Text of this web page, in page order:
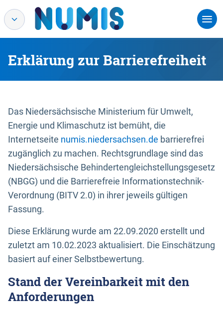
Erklärung zur Barrierefreiheit
Das Niedersächsische Ministerium für Umwelt,
Energie und Klimaschutz ist bemüht, die
Internetseite numis.niedersachsen.de barrierefrei
zugänglich zu machen. Rechtsgrundlage sind das
Niedersächsische Behindertengleichstellungsgesetz
(NBGG) und die Barrierefreie Informationstechnik-
Verordnung (BITV 2.0) in ihrer jeweils gültigen
Fassung.
Diese Erklärung wurde am 22.09.2020 erstellt und
zuletzt am 10.02.2023 aktualisiert. Die Einschätzung
basiert auf einer Selbstbewertung.
Stand der Vereinbarkeit mit den
Anforderungen